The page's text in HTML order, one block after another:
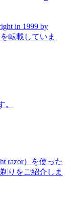
in 1999 by
を転載していま
。
razor）を使った
りをご紹介しま